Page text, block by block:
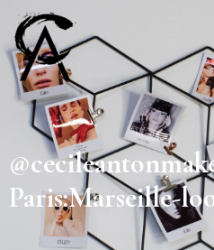
Paris:Marseille-